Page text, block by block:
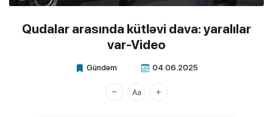
Qudalar arasında kütləvi dava: yaralılar
var-Video
Gündəm 04.06.2025
Xalq.Online